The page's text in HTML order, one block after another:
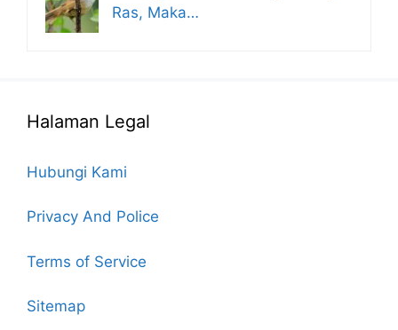
Ras, Maka…
Halaman Legal
Hubungi Kami
Privacy And Police
Terms of Service
Sitemap